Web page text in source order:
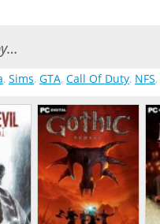
, Sims, GTA, Call Of Duty, NFS,